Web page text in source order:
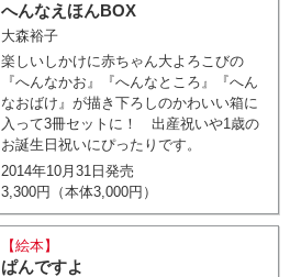
へんなえほんBOX
大森裕子
楽しいしかけに赤ちゃん大よろこびの
『へんなかお』『へんなところ』『へん
なおばけ』が描き下ろしのかわいい箱に
入って3冊セットに！ 出産祝いや1歳の
お誕生日祝いにぴったりです。
2014年10月31日発売
3,300円（本体3,000円）
【絵本】
ぱんですよ